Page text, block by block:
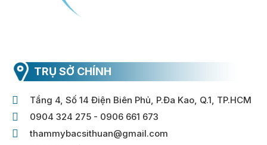
TRỤ SỞ CHÍNH
Tầng 4, Số 14 Điện Biên Phủ, P.Đa Kao, Q.1, TP.HCM
0904 324 275 - 0906 661 673
thammybacsithuan@gmail.com